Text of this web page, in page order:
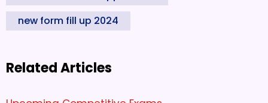
new form fill up 2024
Related Articles